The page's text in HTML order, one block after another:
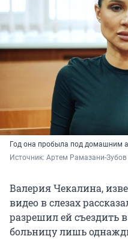
Год она пробыла под домашним
Источник: Артем Рамазани-Зубов
Валерия Чекалина,
видео в слезах
разрешил ей съездить
больницу лишь